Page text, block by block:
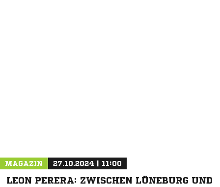
MAGAZIN 27.10.2024 | 11:00
LEON PERERA: ZWISCHEN LÜNEBURG UND